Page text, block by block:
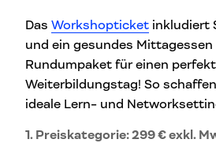
Das Workshopticket inkludiert
und ein gesundes Mittagessen
Rundumpaket für einen
Weiterbildungstag! So
ideale Lern- und
1. Preiskategorie: 299 € exkl.